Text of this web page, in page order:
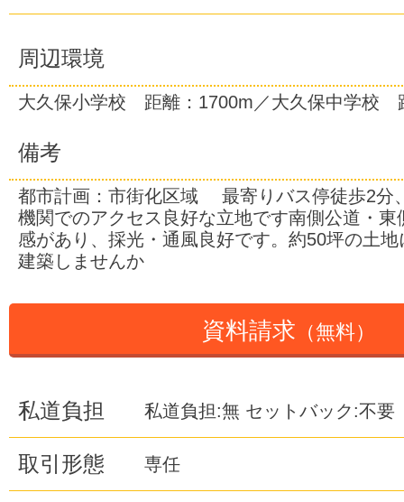
周辺環境
大久保小学校 距離：1700m／大久保中学校
備考
都市計画：市街化区域 最寄りバス停徒歩2分
機関でのアクセス良好な立地です南側公道・東
感があり、採光・通風良好です。約50坪の土
建築しませんか
資料請求 （無料）
私道負担 私道負担:無 セットバック:不要
取引形態 専任